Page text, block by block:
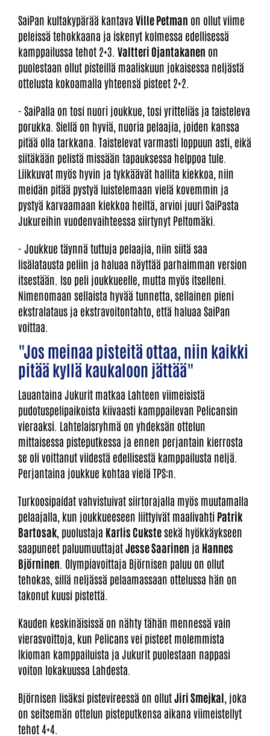
SaiPan kultakypärää kantava Ville Petman on ollut viime
peleissä tehokkaana ja iskenyt kolmessa edellisessä
kamppailussa tehot 2+3. Valtteri Ojantakanen on
puolestaan ollut pisteillä maaliskuun jokaisessa neljästä
ottelusta kokoamalla yhteensä pisteet 2+2.
- SaiPalla on tosi nuori joukkue, tosi yritteliäs ja taisteleva
porukka. Siellä on hyviä, nuoria pelaajia, joiden kanssa
pitää olla tarkkana. Taistelevat varmasti loppuun asti, eikä
siitäkään pelistä missään tapauksessa helppoa tule.
Liikkuvat myös hyvin ja tykkäävät hallita kiekkoa, niin
meidän pitää pystyä luistelemaan vielä kovemmin ja
pystyä karvaamaan kiekkoa heiltä, arvioi juuri SaiPasta
Jukureihin vuodenvaihteessa siirtynyt Peltomäki.
- Joukkue täynnä tuttuja pelaajia, niin siitä saa
lisälatausta peliin ja haluaa näyttää parhaimman version
itsestään. Iso peli joukkueelle, mutta myös itselleni.
Nimenomaan sellaista hyvää tunnetta, sellainen pieni
ekstralataus ja ekstravoitontahto, että haluaa SaiPan
voittaa.
"Jos meinaa pisteitä ottaa, niin kaikki
pitää kyllä kaukaloon jättää"
Lauantaina Jukurit matkaa Lahteen viimeisistä
pudotuspelipaikoista kiivaasti kamppailevan Pelicansin
vieraaksi. Lahtelaisryhmä on yhdeksän ottelun
mittaisessa pisteputkessa ja ennen perjantain kierrosta
se oli voittanut viidestä edellisestä kamppailusta neljä.
Perjantaina joukkue kohtaa vielä TPS:n.
Turkoosipaidat vahvistuivat siirtorajalla myös muutamalla
pelaajalla, kun joukkueeseen liittyivät maalivahti Patrik
Bartosak , puolustaja Karlis Cukstesekä hyökkäykseen
saapuneet paluumuuttajatJesse Saarinen ja Hannes
Björninen . Olympiavoittaja Björnisen paluu on ollut
tehokas, sillä neljässä pelaamassaan ottelussa hän on
takonut kuusi pistettä.
Kauden keskinäisissä on nähty tähän mennessä vain
vierasvoittoja, kun Pelicans vei pisteet molemmista
Ikioman kamppailuista ja Jukurit puolestaan nappasi
voiton lokakuussa Lahdesta.
Björnisen lisäksi pistevireessä on ollutJiri Smejkal , joka
on seitsemän ottelun pisteputkensa aikana viimeistellyt
tehot 4+4.